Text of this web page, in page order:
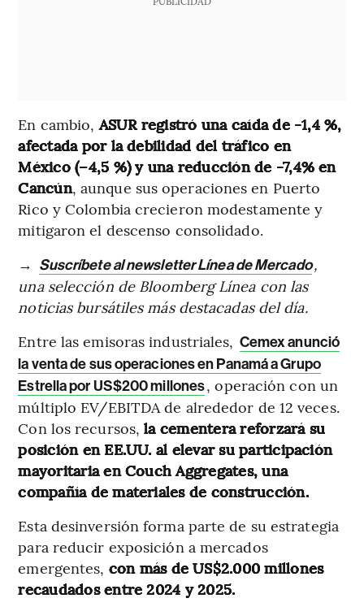
En cambio,ASUR registró una caída de -1,4 %,
afectada por la debilidad del tráfico en
México (–4,5 %) y una reducción de -7,4% en
Cancún, aunque sus operaciones en Puerto
Rico y Colombia crecieron modestamente y
mitigaron el descenso consolidado.
→ Suscríbete al newsletter Línea de Mercado,
una selección de Bloomberg Línea con las
noticias bursátiles más destacadas del día.
Entre las emisoras industriales, Cemex anunció
la venta de sus operaciones en Panamá a Grupo
Estrella por US$200 millones, operación con un
múltiplo EV/EBITDA de alrededor de 12 veces.
Con los recursos,la cementera reforzará su
posición en EE.UU. al elevar su participación
mayoritaria en Couch Aggregates, una
compañía de materiales de construcción.
Esta desinversión forma parte de su estrategia
para reducir exposición a mercados
emergentes, con más de US$2.000 millones
recaudados entre 2024 y 2025.